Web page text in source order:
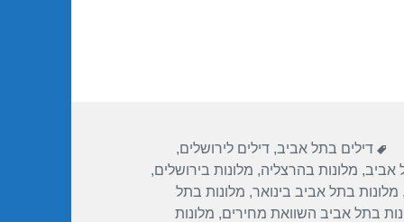
תגיות
דילים בתל אביב,דילים לירושלים,
אביב, מלונות בהרצליה, מלונות בירושלים,
, מלונות בתל אביב בינואר, מלונות בתל
בתל אביב השוואת מחירים, מלונות